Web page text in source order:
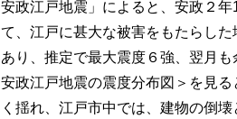
安政江戸地震」によると、安政２
て、江戸に甚大な被害をもたらし
あり、推定で最大震度６強、翌月
安政江戸地震の震度分布図＞を見
く揺れ、江戸市中では、建物の倒